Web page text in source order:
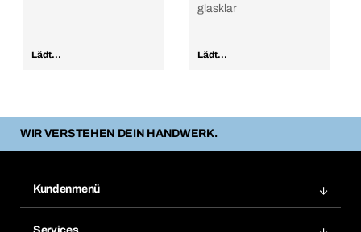
Lädt...
glasklar
Lädt...
WIR VERSTEHEN DEIN HANDWERK.
Kundenmenü